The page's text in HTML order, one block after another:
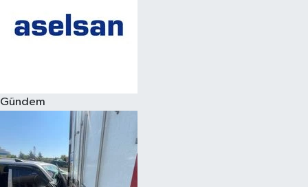
Gündem
Eğitim
Kim kimdir?
Kültür Sanat